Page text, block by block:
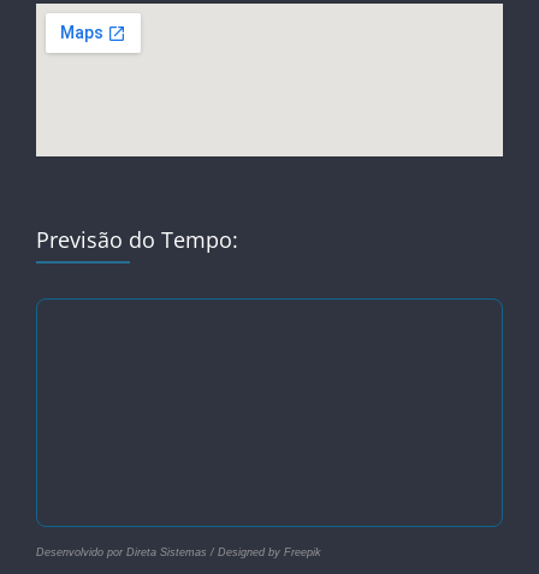
Previsão do Tempo:
Desenvolvido por Direta Sistemas / Designed by Freepik